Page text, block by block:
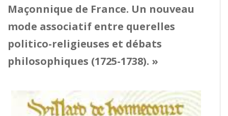
Maçonnique de France. Un nouveau
mode associatif entre querelles
politico-religieuses et débats
philosophiques (1725-1738). »